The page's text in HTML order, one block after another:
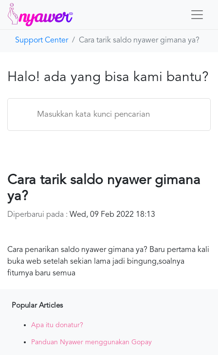
Beranda
Nyawer
Support Center Cara tarik saldo nyawer gimana ya?
Halo! ada yang bisa kami bantu?
Cara tarik saldo nyawer gimana
ya?
Diperbarui pada : Wed, 09 Feb 2022 18:13
Cara penarikan saldo nyawer gimana ya? Baru pertama kali
buka web setelah sekian lama jadi bingung,soalnya
fiturnya baru semua
Popular Articles
Apa itu donatur?
Panduan Nyawer menggunakan Gopay